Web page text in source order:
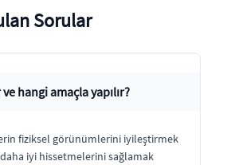
Sorular
hangi amaçla yapılır?
fiziksel görünümlerini iyileştirmek
iyi hissetmelerini sağlamak